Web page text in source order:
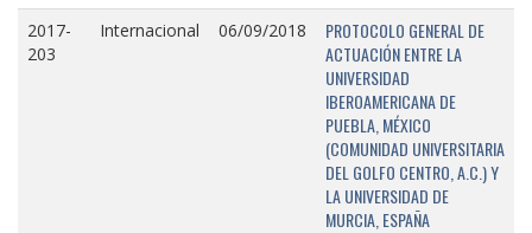
2017-
203
Internacional 06/09/2018
PROTOCOLO GENERAL DE
ACTUACIÓN ENTRE LA
UNIVERSIDAD
IBEROAMERICANA DE
PUEBLA, MÉXICO
(COMUNIDAD UNIVERSITARIA
DEL GOLFO CENTRO, A.C.) Y
LA UNIVERSIDAD DE
MURCIA, ESPAÑA